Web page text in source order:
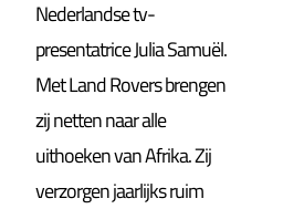
Nederlandse tv-
presentatrice Julia Samuël.
Met Land Rovers brengen
zij netten naar alle
uithoeken van Afrika. Zij
verzorgen jaarlijks ruim